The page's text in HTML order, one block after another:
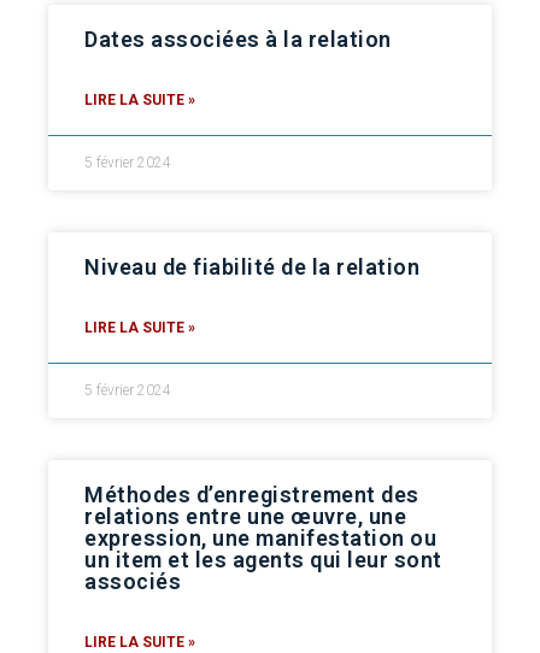
Dates associées à la relation
LIRE LA SUITE »
5 février 2024
Niveau de fiabilité de la relation
LIRE LA SUITE »
5 février 2024
Méthodes d’enregistrement des
relations entre une œuvre, une
expression, une manifestation ou
un item et les agents qui leur sont
associés
LIRE LA SUITE »